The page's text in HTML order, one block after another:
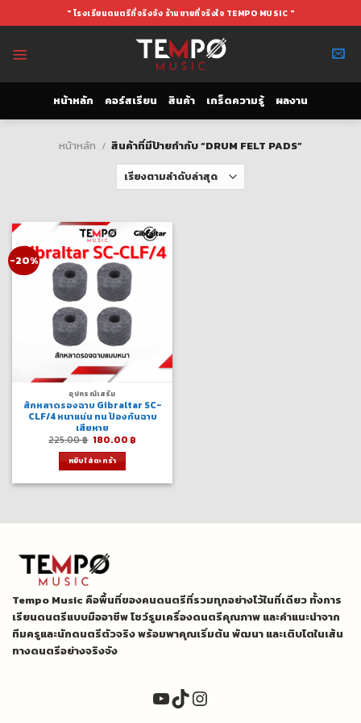
to
" โรงเรียนดนตรีที่จริงจัง ร้านขายที่จริงใจ TEMPO MUSIC "
หน้าหลัก คอร์สเรียน สินค้า เกร็ดความรู้ ผลงาน
หน้าหลัก / สินค้าที่มีป้ายกำกับ “DRUM FELT PADS”
-20%
อุปกรณ์เสริม
สักหลาดรองฉาบ Gibraltar SC-
CLF/4 หนาแน่น ทน ป้องกันฉาบ
เสียหาย
225.00฿ Original
was:
225.00 ฿.
180.00 ฿Current
หยิบใส่ตะกร้า
Tempo Music คือพื้นที่ของคนดนตรีที่รวมทุกอย่างไว้ในที่เดียว ทั้งการ
เรียนดนตรีแบบมืออาชีพ โชว์รูมเครื่องดนตรีคุณภาพ และคำแนะนำจาก
ทีมครูและนักดนตรีตัวจริง พร้อมพาคุณเริ่มต้น พัฒนา และเติบโตในเส้น
ทางดนตรีอย่างจริงจัง
YouTube
TikTok
Instagram